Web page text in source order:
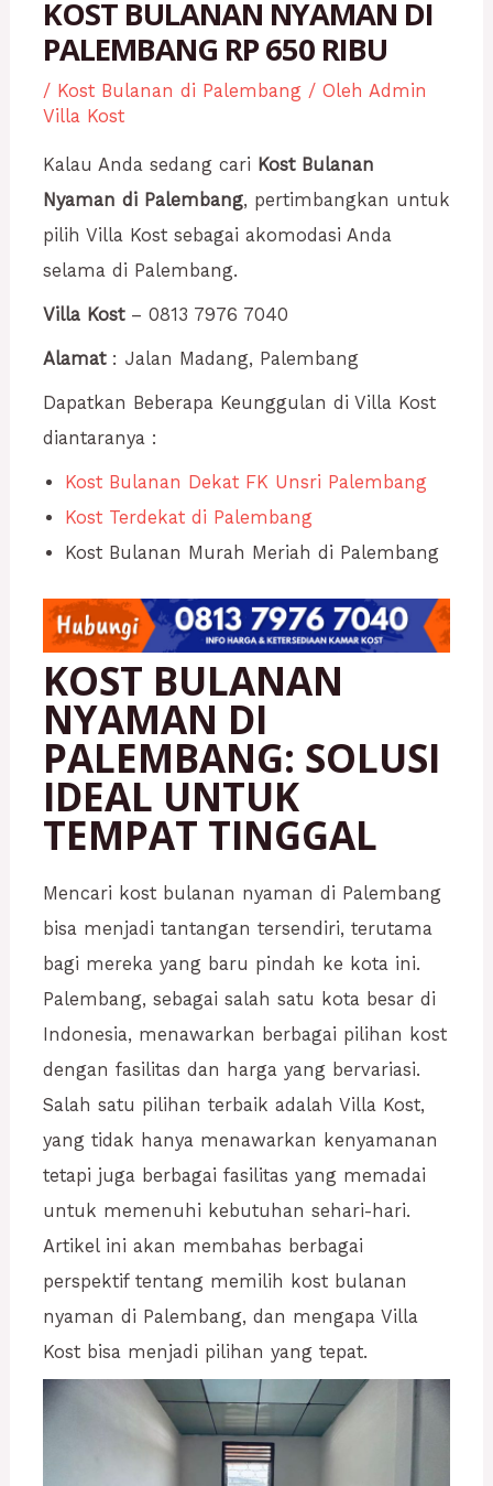
KOST BULANAN NYAMAN DI
PALEMBANG RP 650 RIBU
/ Kost Bulanan di Palembang/ Oleh Admin
Villa Kost
Kalau Anda sedang cari Kost Bulanan
Nyaman di Palembang, pertimbangkan untuk
pilih Villa Kost sebagai akomodasi Anda
selama di Palembang.
Villa Kost– 0813 7976 7040
Alamat: Jalan Madang, Palembang
Dapatkan Beberapa Keunggulan di Villa Kost
diantaranya :
Kost Bulanan Dekat FK Unsri Palembang
Kost Terdekat di Palembang
Kost Bulanan Murah Meriah di Palembang
KOST BULANAN
NYAMAN DI
PALEMBANG: SOLUSI
IDEAL UNTUK
TEMPAT TINGGAL
Mencari kost bulanan nyaman di Palembang
bisa menjadi tantangan tersendiri, terutama
bagi mereka yang baru pindah ke kota ini.
Palembang, sebagai salah satu kota besar di
Indonesia, menawarkan berbagai pilihan kost
dengan fasilitas dan harga yang bervariasi.
Salah satu pilihan terbaik adalah Villa Kost,
yang tidak hanya menawarkan kenyamanan
tetapi juga berbagai fasilitas yang memadai
untuk memenuhi kebutuhan sehari-hari.
Artikel ini akan membahas berbagai
perspektif tentang memilih kost bulanan
nyaman di Palembang, dan mengapa Villa
Kost bisa menjadi pilihan yang tepat.